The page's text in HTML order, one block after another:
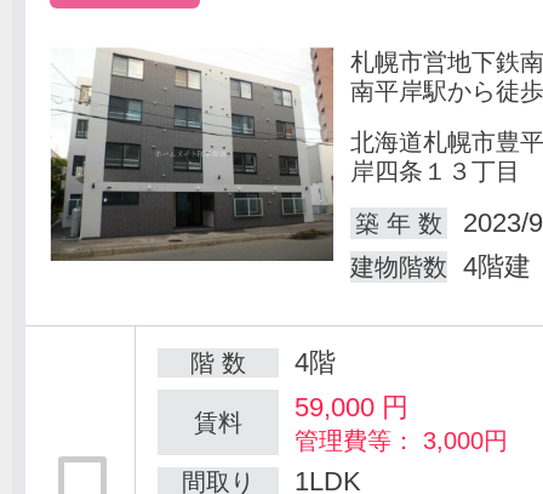
札幌市営地下鉄
南平岸駅から徒
北海道札幌市豊
岸四条１３丁目
築 年 数
2023/
建物階数 4階建
階 数 4階
賃料 59,000円
管理費等： 3,000円
間取り
1LDK